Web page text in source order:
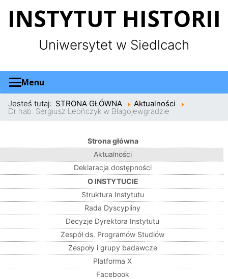
INSTYTUT HISTORII
Uniwersytet w Siedlcach
Menu
Jesteś tutaj: STRONA GŁÓWNA Aktualności
Dr hab. Sergiusz Leończyk w Błagojewgradzie
Strona główna
Aktualności
Deklaracja dostępności
O INSTYTUCIE
Struktura Instytutu
Rada Dyscypliny
Decyzje Dyrektora Instytutu
Zespół ds. Programów Studiów
Zespoły i grupy badawcze
Platforma X
Facebook